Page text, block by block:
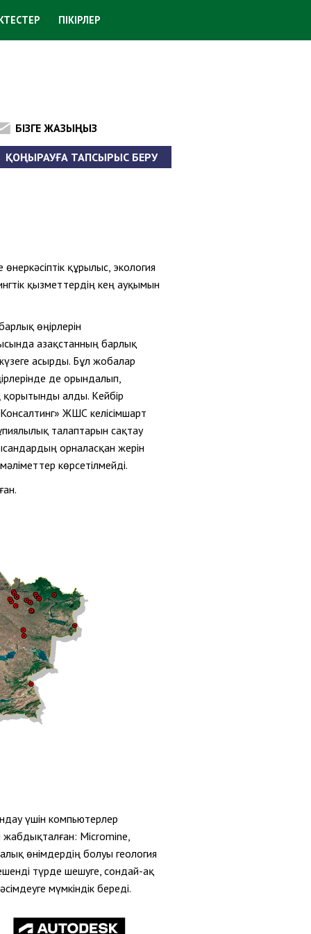
ПІКІРЛЕР
БІЗГЕ ЖАЗЫҢЫЗ
ҚОҢЫРАУҒА ТАПСЫРЫС БЕРУ
құрылыс, экология
қызметтердің кең ауқымын
өңірлерін
Қазақстанның барлық
асырды. Бұл жобалар
де орындалып,
қорытынды алды. Кейбір
ЖШС келісімшарт
талаптарын сақтау
орналасқан жерін
көрсетілмейді.
.
үшін компьютерлер
Micromine,
өнімдердің болуы геология
түрде шешуге, сондай-ақ
мүмкіндік береді.